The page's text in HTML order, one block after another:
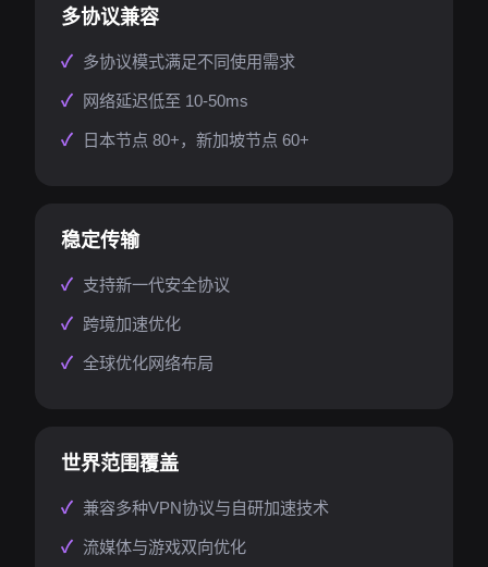
多协议兼容
多协议模式满足不同使用需求
网络延迟低至 10-50ms
日本节点 80+，新加坡节点 60+
稳定传输
支持新一代安全协议
跨境加速优化
全球优化网络布局
世界范围覆盖
兼容多种VPN协议与自研加速技术
流媒体与游戏双向优化